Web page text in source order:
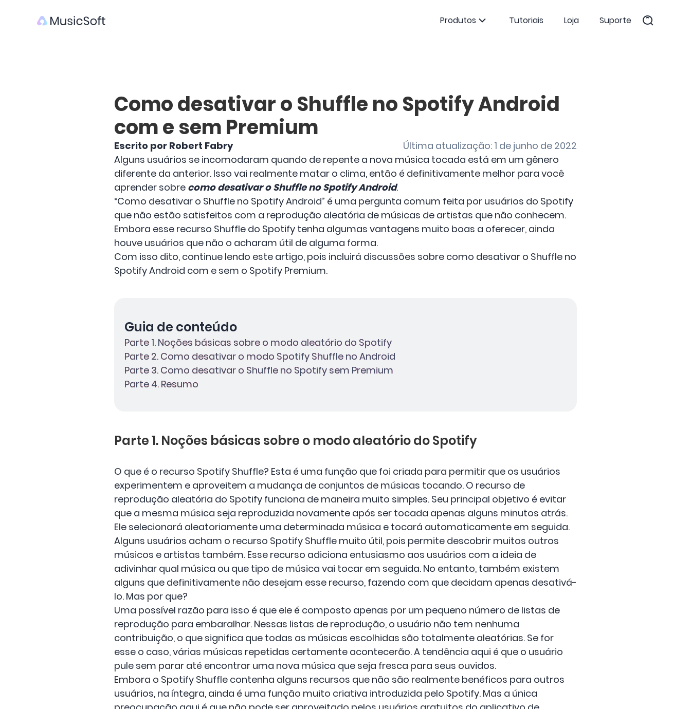
Produtos Tutoriais Loja Suporte
Como desativar o Shuffle no Spotify Android
com e sem Premium
Escrito por Robert Fabry
Última atualização: 1 de junho de 2022
Alguns usuários se incomodaram quando de repente a nova música tocada está em um gênero
diferente da anterior. Isso vai realmente matar o clima, então é definitivamente melhor para você
aprender sobre como desativar o Shuffle no Spotify Android.
“Como desativar o Shuffle no Spotify Android” é uma pergunta comum feita por usuários do Spotify
que não estão satisfeitos com a reprodução aleatória de músicas de artistas que não conhecem.
Embora esse recurso Shuffle do Spotify tenha algumas vantagens muito boas a oferecer, ainda
houve usuários que não o acharam útil de alguma forma.
Com isso dito, continue lendo este artigo, pois incluirá discussões sobre como desativar o Shuffle no
Spotify Android com e sem o Spotify Premium.
Guia de conteúdo
Parte 1. Noções básicas sobre o modo aleatório do Spotify
Parte 2. Como desativar o modo Spotify Shuffle no Android
Parte 3. Como desativar o Shuffle no Spotify sem Premium
Parte 4. Resumo
Parte 1. Noções básicas sobre o modo aleatório do Spotify
O que é o recurso Spotify Shuffle? Esta é uma função que foi criada para permitir que os usuários
experimentem e aproveitem a mudança de conjuntos de músicas tocando. O recurso de
reprodução aleatória do Spotify funciona de maneira muito simples. Seu principal objetivo é evitar
que a mesma música seja reproduzida novamente após ser tocada apenas alguns minutos atrás.
Ele selecionará aleatoriamente uma determinada música e tocará automaticamente em seguida.
Alguns usuários acham o recurso Spotify Shuffle muito útil, pois permite descobrir muitos outros
músicos e artistas também. Esse recurso adiciona entusiasmo aos usuários com a ideia de
adivinhar qual música ou que tipo de música vai tocar em seguida. No entanto, também existem
alguns que definitivamente não desejam esse recurso, fazendo com que decidam apenas desativá-
lo. Mas por que?
Uma possível razão para isso é que ele é composto apenas por um pequeno número de listas de
reprodução para embaralhar. Nessas listas de reprodução, o usuário não tem nenhuma
contribuição, o que significa que todas as músicas escolhidas são totalmente aleatórias. Se for
esse o caso, várias músicas repetidas certamente acontecerão. A tendência aqui é que o usuário
pule sem parar até encontrar uma nova música que seja fresca para seus ouvidos.
Embora o Spotify Shuffle contenha alguns recursos que não são realmente benéficos para outros
usuários, na íntegra, ainda é uma função muito criativa introduzida pelo Spotify. Mas a única